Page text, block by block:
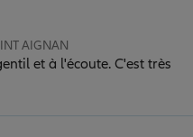
AIGNAN
et à l'écoute. C'est très